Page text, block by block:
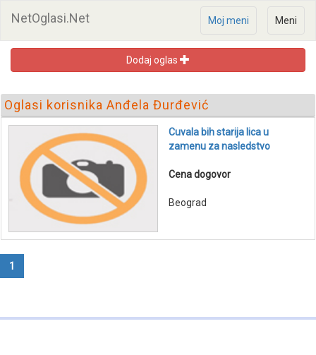
NetOglasi.Net Meni
Moj meni
Dodaj oglas
Oglasi korisnika Anđela Đurđević
Cuvala bih starija lica u
zamenu za nasledstvo
Cena dogovor
Beograd
1